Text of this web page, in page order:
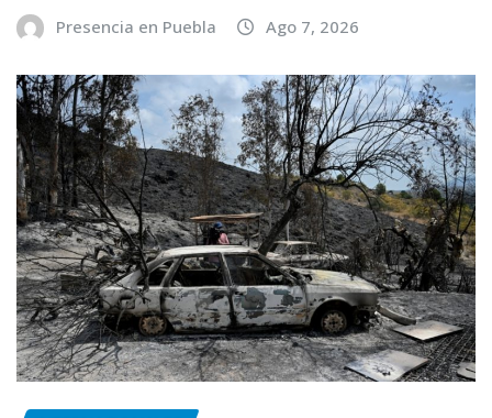
Presencia en Puebla Ago 7, 2026